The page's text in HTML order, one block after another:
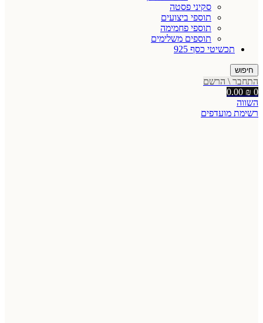
סקיני פסטה
תוספי ביצועים
תוספי פחמימה
תוספים משלימים
תכשיטי כסף 925
חיפוש
התחבר \ הרשם
0
0.00 ₪
השווה
רשימת מועדפים